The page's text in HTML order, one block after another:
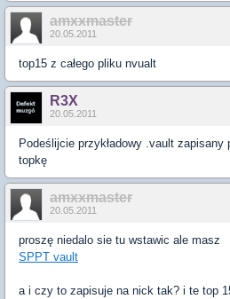
amxxmaster
20.05.2011
top15 z całego pliku nvualt
R3X
20.05.2011
Podeślijcie przykładowy .vault zapisany
topkę
amxxmaster
20.05.2011
proszę niedalo sie tu wstawic ale masz
SPPT vault
a i czy to zapisuje na nick tak? i te top